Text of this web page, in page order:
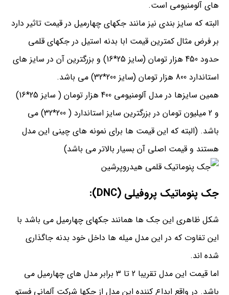
های آلومنیومی است.
البته که سایز بندی نیز مانند جکهای چهارمیل در قیمت تاثیر دارد
بر فرض مثال کمترین قیمت ابا بدنه استیل در جکهای قلمی
حدود 450 هزار تومان (سایز 25*16) و بزرگترین آن در سایز های
استاندارد 800 هزار تومان (سایز 200*32) می باشد.
همین سایزها در مدل آلومنیومی 400 هزار تومان ( سایز 25*16)
و 2 میلیون تومان در بزرگترین سایز استاندارد ( 200*32) می
باشد. (البته که این قیمت ها برای نمونه های چینی این مدل
هستند و قیمت اصلی آن بسیار بالاتر می باشد)
جک پنوماتیک پروفیلی (DNC):
شکل ظاهری این جک ها همانند جکهای چهارمیل می باشد با
این تفاوت که در این مدل میله ها داخل خود بدنه جاگذاری
شده اند.
اما قیمت این مدل تقریبا 2 تا 3 برابر مدل های چهارمیل می
باشد. در واقع ابداع کننده این مدل از جکها شرکت آلمانی فستو